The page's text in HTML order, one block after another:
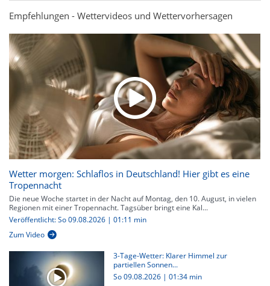
Empfehlungen - Wettervideos und Wettervorhersagen
Wetter morgen: Schlaflos in Deutschland! Hier gibt es eine
Tropennacht
Die neue Woche startet in der Nacht auf Montag, den 10. August, in vielen
Regionen mit einer Tropennacht. Tagsüber bringt eine Kal...
Veröffentlicht: So 09.08.2026 | 01:11 min
Zum Video
3-Tage-Wetter: Klarer Himmel zur
partiellen Sonnen...
So 09.08.2026 | 01:34 min